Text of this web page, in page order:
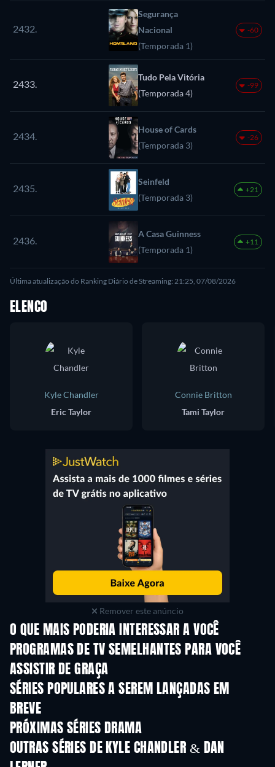
2432.
Segurança
Nacional
(Temporada 1)
-60
2433.
Tudo Pela Vitória
(Temporada 4)
-99
2434.
House of Cards
(Temporada 3)
-26
2435.
Seinfeld
(Temporada 3)
+21
2436.
A Casa Guinness
(Temporada 1)
+11
Última atualização do Ranking Diário de Streaming: 21:25, 07/08/2026
ELENCO
Kyle Chandler
Eric Taylor
Connie Britton
Tami Taylor
Remover este anúncio
O QUE MAIS PODERIA INTERESSAR A VOCÊ
Série Série
PROGRAMAS DE TV SEMELHANTES PARA VOCÊ
ASSISTIR DE GRAÇA
Série
SÉRIES POPULARES A SEREM LANÇADAS EM
BREVE
PRÓXIMAS SÉRIES DRAMA
Temporada 4
OUTRAS SÉRIES DE KYLE CHANDLER & DAN